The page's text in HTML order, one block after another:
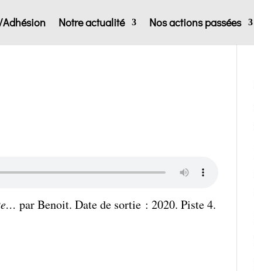
Notre actualité Nos actions passées
par Benoit. Date de sortie : 2020. Piste 4.